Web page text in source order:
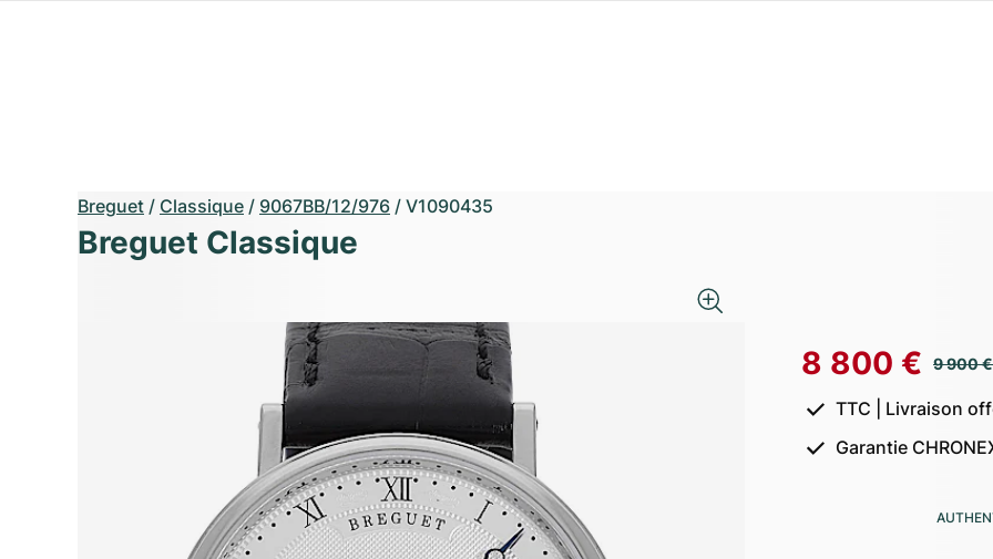
Breguet / Classique / 9067BB/12/976 / V1090435
Breguet Classique
8 800 € 9 900 €
TTC | Livraison
Garantie